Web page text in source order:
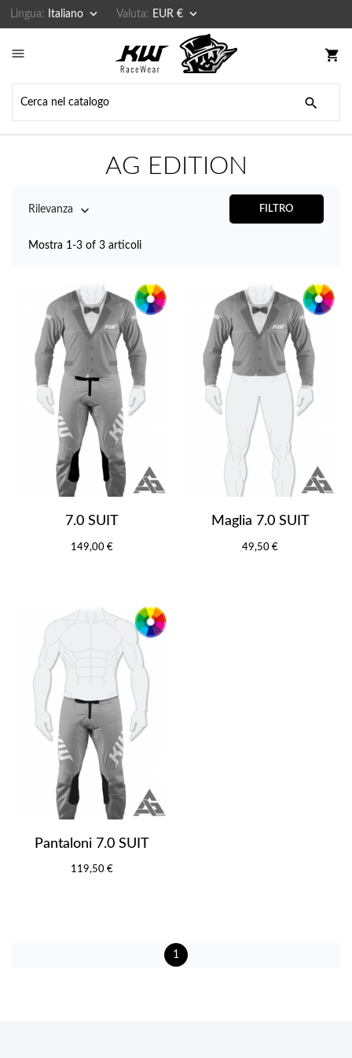
Lingua: Italiano  Valuta: EUR € 
 shopping_cart

AG EDITION
Rilevanza  FILTRO
Mostra 1-3 of 3 articoli
7.0 SUIT
149,00 €
Maglia 7.0 SUIT
49,50 €
Pantaloni 7.0 SUIT
119,50 €
1